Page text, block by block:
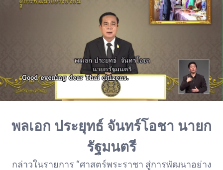
พลเอก ประยุทธ์ จันทร์โอชา นายก
รัฐมนตรี
กล่าวในรายการ “ศาสตร์พระราชา สู่การพัฒนาอย่าง